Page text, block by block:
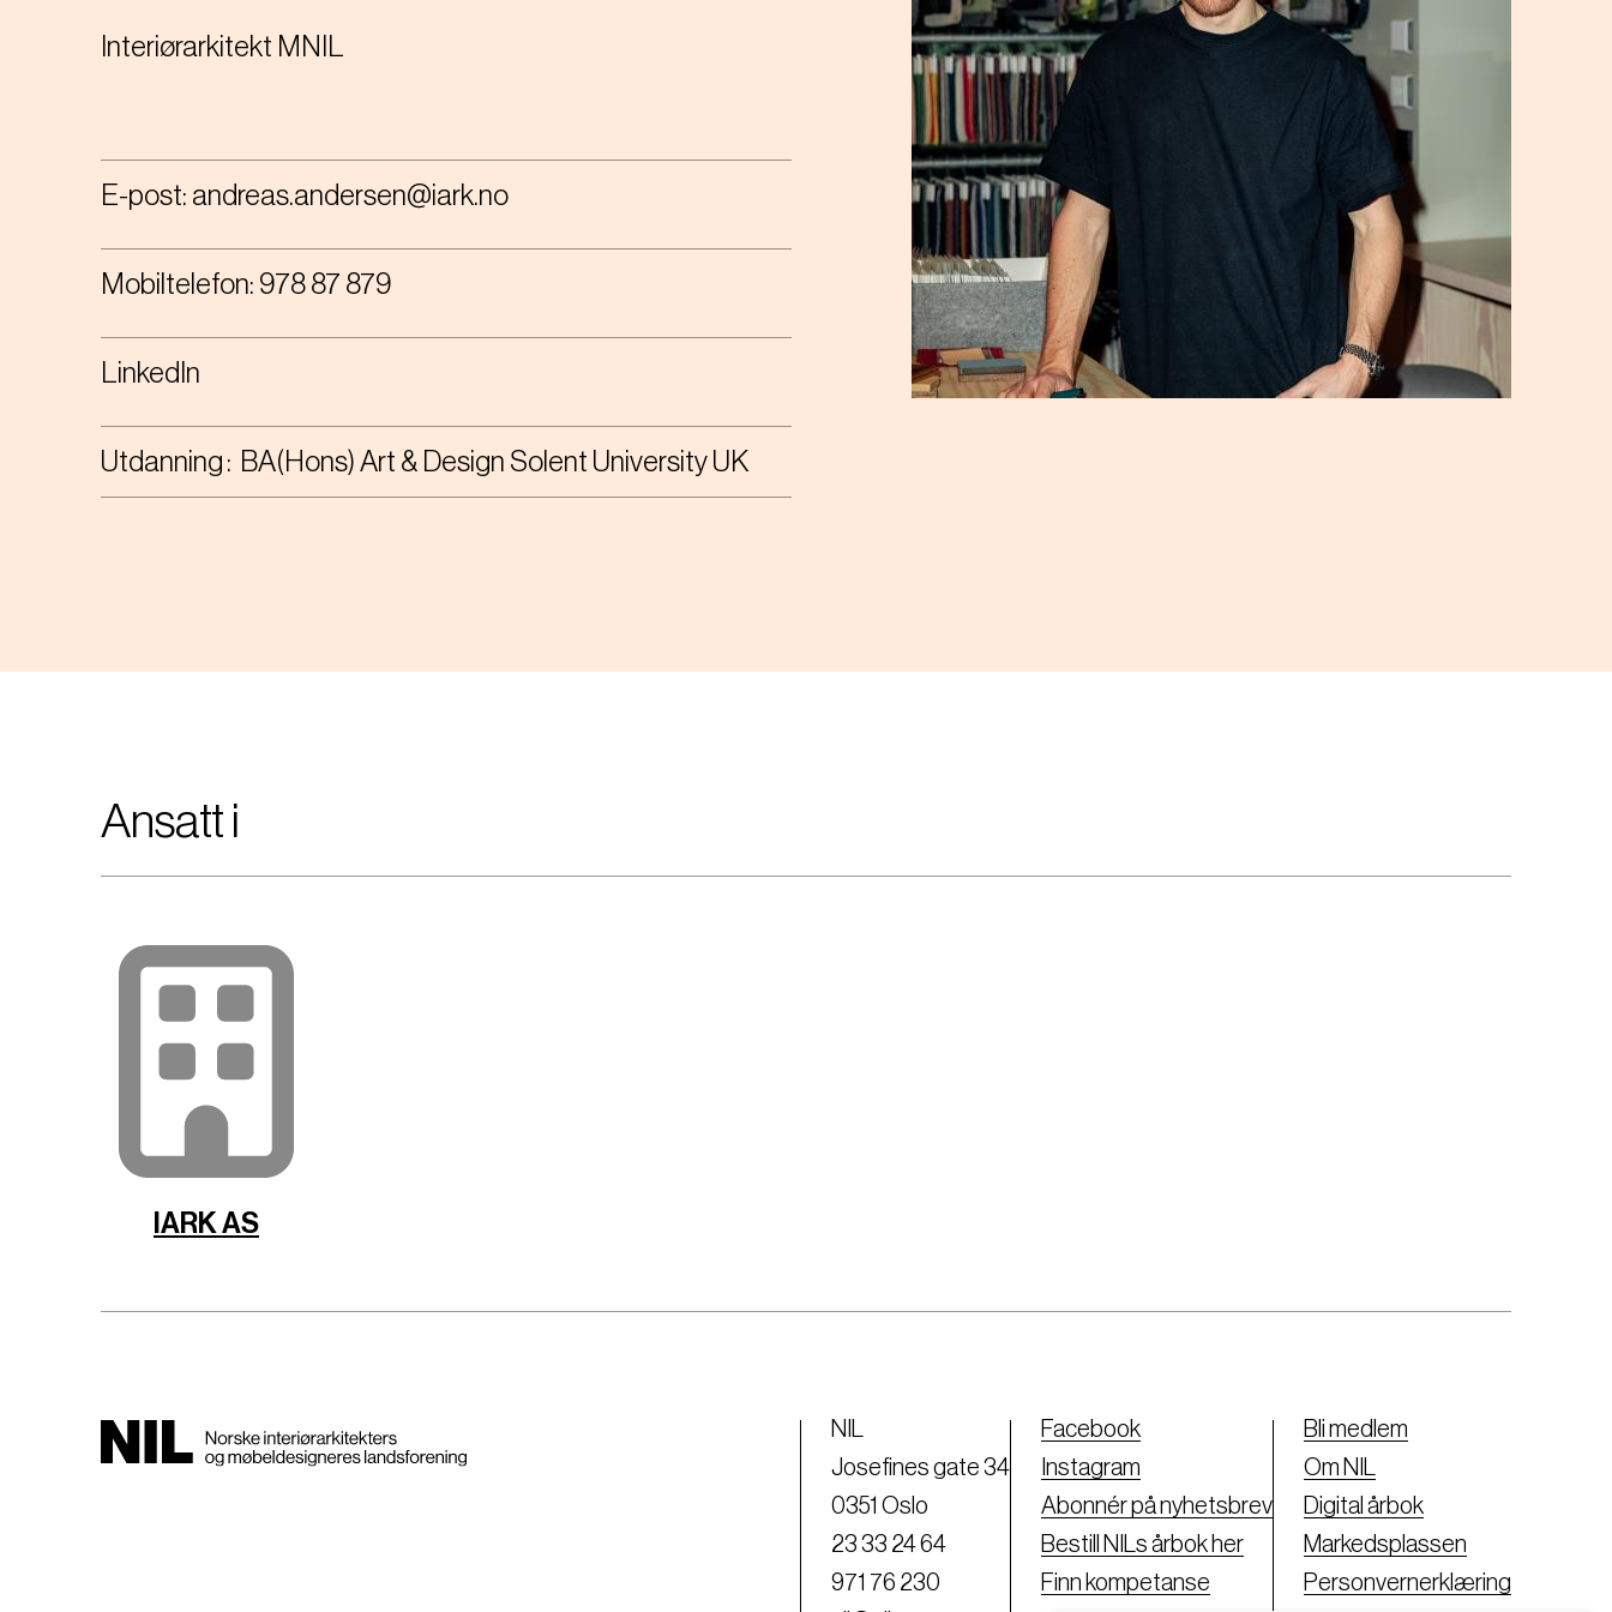
Interiørarkitekt MNIL
E-post: andreas.andersen@iark.no
Mobiltelefon: 978 87 879
LinkedIn
Utdanning BA(Hons) Art & Design Solent University UK
Ansatt i
IARK AS
NIL
Josefines gate 34
0351 Oslo
23 33 24 64
971 76 230
Facebook
Instagram
Abonnér på nyhetsbrev
Bestill NILs årbok her
Finn kompetanse
Bli medlem
Om NIL
Digital årbok
Markedsplassen
Personvernerklæring